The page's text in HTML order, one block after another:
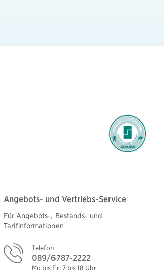
Angebots- und Vertriebs-Service
Für Angebots-, Bestands- und
Tarifinformationen
Telefon
089/6787-2222
Mo bis Fr: 7 bis 18 Uhr